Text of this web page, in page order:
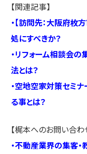
【関連記事】
・【訪問先：大阪府枚
処にすべきか？
・リフォーム相談会の
法とは？
・空地空家対策セミ
る事とは？
【梶本へのお問い合わ
・不動産業界の集客・